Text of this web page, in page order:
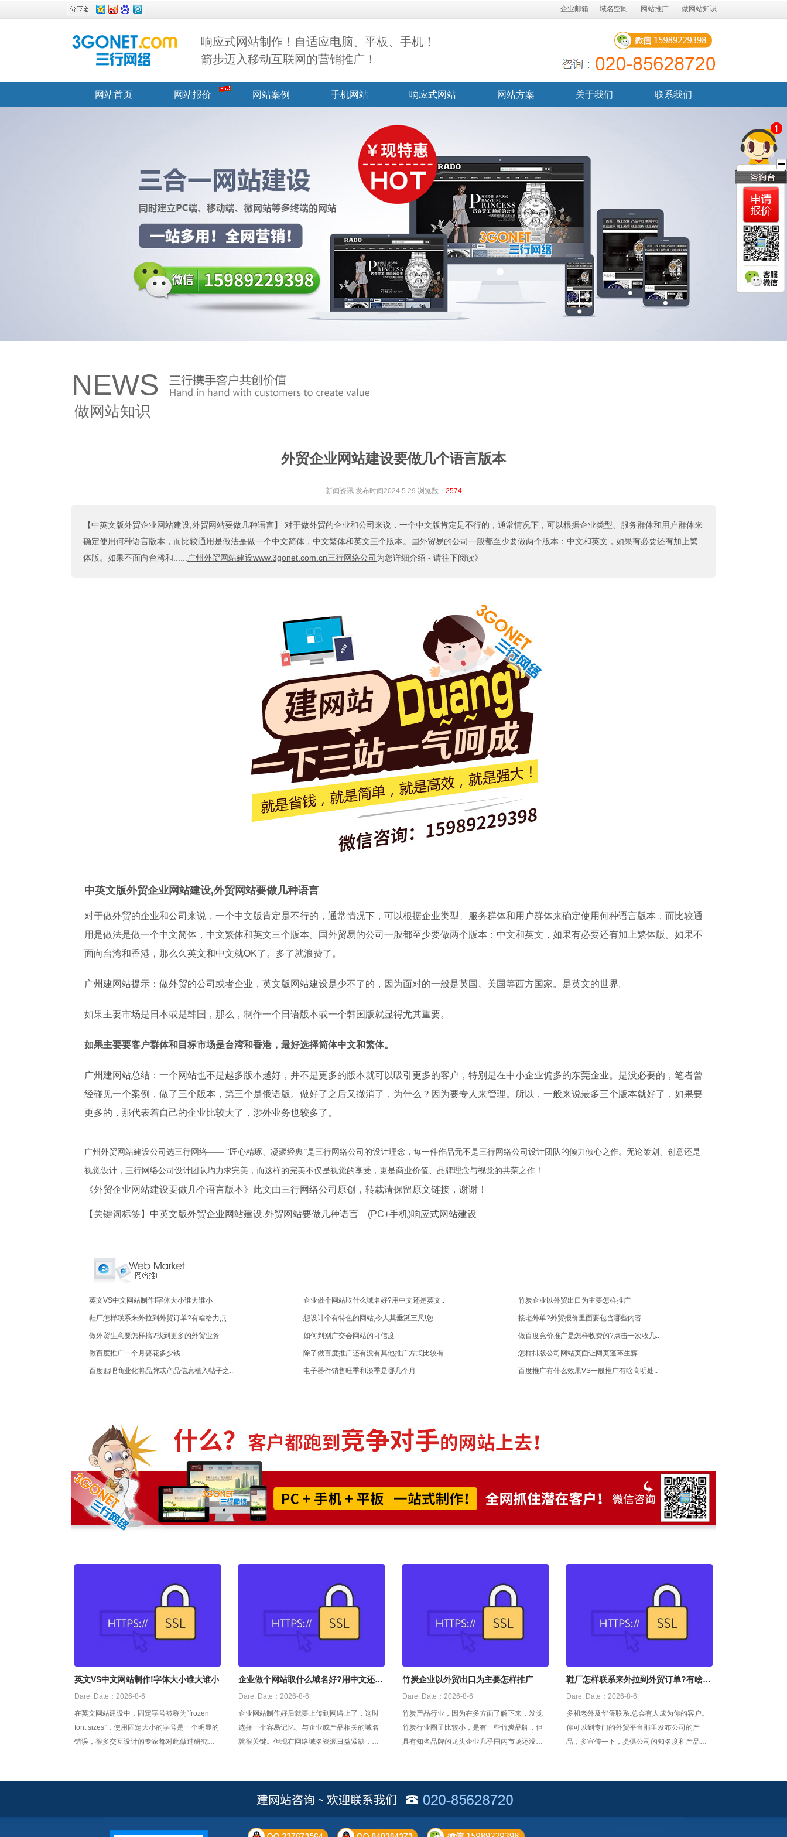
做网站知识
网站推广
域名空间
企业邮箱
响应式网站制作！自适应电脑、平板、手机！
箭步迈入移动互联网的营销推广！
网站首页 网站报价 网站案例 手机网站 响应式网站 网站方案 关于我们 联系我们
NEWS
做网站知识
外贸企业网站建设要做几个语言版本
新闻资讯发布时间2024.5.29.浏览数： 2574
【中英文版外贸企业网站建设,外贸网站要做几种语言】
对于做外贸的企业和公司来说，一个中文版肯定是不行的，通常情况下，可以根据企业类型、服务群体和用户群体来
确定使用何种语言版本，而比较通用是做法是做一个中文简体，中文繁体和英文三个版本。国外贸易的公司一般都至少要做两个版本：中文和英文，如果有必要还有加上繁
体版。如果不面向台湾和......
广州外贸网站建设www.3gonet.com.cn三行网络公司 为您详细介绍 - 请往下阅读》
中英文版外贸企业网站建设,外贸网站要做几种语言
对于做外贸的企业和公司来说，一个中文版肯定是不行的，通常情况下，可以根据企业类型、服务群体和用户群体来确定使用何种语言版本，而比较通
用是做法是做一个中文简体，中文繁体和英文三个版本。国外贸易的公司一般都至少要做两个版本：中文和英文，如果有必要还有加上繁体版。如果不
面向台湾和香港，那么久英文和中文就OK了。多了就浪费了。
广州建网站提示：做外贸的公司或者企业，英文版网站建设是少不了的，因为面对的一般是英国、美国等西方国家。是英文的世界。
如果主要市场是日本或是韩国，那么，制作一个日语版本或一个韩国版就显得尤其重要。
如果主要要客户群体和目标市场是台湾和香港，最好选择简体中文和繁体。
广州建网站总结：一个网站也不是越多版本越好，并不是更多的版本就可以吸引更多的客户，特别是在中小企业偏多的东莞企业。是没必要的，笔者曾
经碰见一个案例，做了三个版本，第三个是俄语版。做好了之后又撤消了，为什么？因为要专人来管理。所以，一般来说最多三个版本就好了，如果要
更多的，那代表着自己的企业比较大了，涉外业务也较多了。
广州外贸网站建设公司选三行网络—— “匠心精琢、凝聚经典”是三行网络公司的设计理念，每一件作品无不是三行网络公司设计团队的倾力倾心之作。无论策划、创意还是
视觉设计，三行网络公司设计团队均力求完美，而这样的完美不仅是视觉的享受，更是商业价值、品牌理念与视觉的共荣之作！
《外贸企业网站建设要做几个语言版本》此文由三行网络公司原创，转载请保留原文链接，谢谢！
【关键词标签】 中英文版外贸企业网站建设,外贸网站要做几种语言 (PC+手机)响应式网站建设
英文VS中文网站制作!字体大小谁大谁小 企业做个网站取什么域名好?用中文还是英文.. 竹炭企业以外贸出口为主要怎样推广
鞋厂怎样联系来外拉到外贸订单?有啥给力点.. 想设计个有特色的网站,令人其垂涎三尺!您.. 接老外单?外贸报价里面要包含哪些内容
做外贸生意要怎样搞?找到更多的外贸业务 如何判别广交会网站的可信度 做百度竞价推广是怎样收费的?点击一次收几..
做百度推广一个月要花多少钱 除了做百度推广还有没有其他推广方式比较有.. 怎样排版公司网站页面让网页蓬荜生辉
百度贴吧商业化将品牌或产品信息植入帖子之.. 电子器件销售旺季和淡季是哪几个月 百度推广有什么效果VS一般推广有啥高明处..
英文VS中文网站制作!字体大小谁大谁小
Dare: Date：2026-8-6
在英文网站建设中，固定字号被称为“frozen
font sizes”，使用固定大小的字号是一个明显的
错误，很多交互设计的专家都对此做过研究。
企业做个网站取什么域名好?用中文还是
英文好
Dare: Date：2026-8-6
企业网站制作好后就要上传到网络上了，这时
选择一个容易记忆、与企业或产品相关的域名
就很关键。但现在网络域名资源日益紧缺，不
简单，要由尽可能少的字符组成或使用容易记
竹炭企业以外贸出口为主要怎样推广
Dare: Date：2026-8-6
竹炭产品行业，因为在多方面了解下来，发觉
竹炭行业圈子比较小，是有一些竹炭品牌，但
具有知名品牌的龙头企业几乎国内市场还没有
后来，国家取消的出口退税的政策，竹炭企业
鞋厂怎样联系来外拉到外贸订单?有啥给
力点的捷
Dare: Date：2026-8-6
多和老外及华侨联系.总会有人成为你的客户。
你可以到专门的外贸平台那里发布公司的产
品，多宣传一下，提供公司的知名度和产品的